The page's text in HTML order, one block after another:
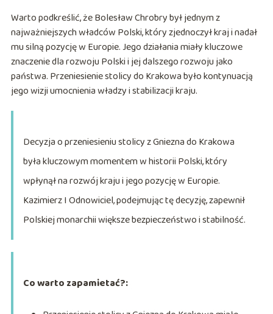
Warto podkreślić, że Bolesław Chrobry był jednym z
najważniejszych władców Polski, który zjednoczył kraj i nadał
mu silną pozycję w Europie. Jego działania miały kluczowe
znaczenie dla rozwoju Polski i jej dalszego rozwoju jako
państwa. Przeniesienie stolicy do Krakowa było kontynuacją
jego wizji umocnienia władzy i stabilizacji kraju.
Decyzja o przeniesieniu stolicy z Gniezna do Krakowa
była kluczowym momentem w historii Polski, który
wpłynął na rozwój kraju i jego pozycję w Europie.
Kazimierz I Odnowiciel, podejmując tę decyzję, zapewnił
Polskiej monarchii większe bezpieczeństwo i stabilność.
Co warto zapamietać?: